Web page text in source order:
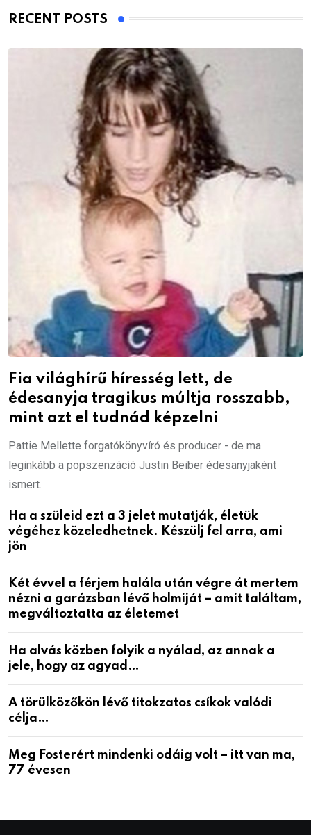
RECENT POSTS
Fia világhírű híresség lett, de
édesanyja tragikus múltja rosszabb,
mint azt el tudnád képzelni
Pattie Mellette forgatókönyvíró és producer - de ma
leginkább a popszenzáció Justin Beiber édesanyjaként
ismert.
Ha a szüleid ezt a 3 jelet mutatják, életük
végéhez közeledhetnek. Készülj fel arra, ami
jön
Két évvel a férjem halála után végre át mertem
nézni a garázsban lévő holmiját – amit találtam,
megváltoztatta az életemet
Ha alvás közben folyik a nyálad, az annak a
jele, hogy az agyad…
A törülközőkön lévő titokzatos csíkok valódi
célja…
Meg Fosterért mindenki odáig volt – itt van ma,
77 évesen